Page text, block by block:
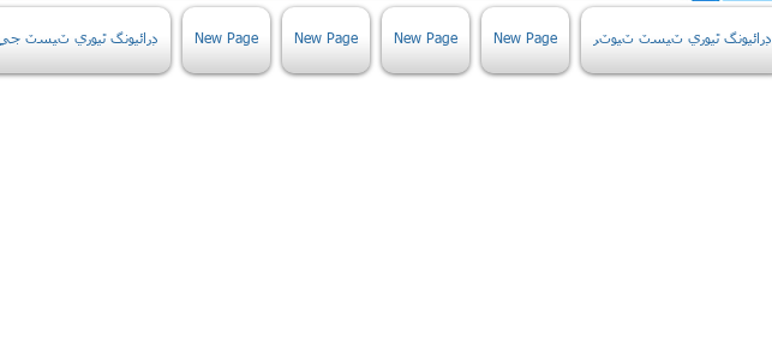
ڊرائيونگ ٿيوري ٽيسٽ New Page New Page New Page New Page ڊرائيونگ ٿيوري ٽيسٽ ٽيوٽر